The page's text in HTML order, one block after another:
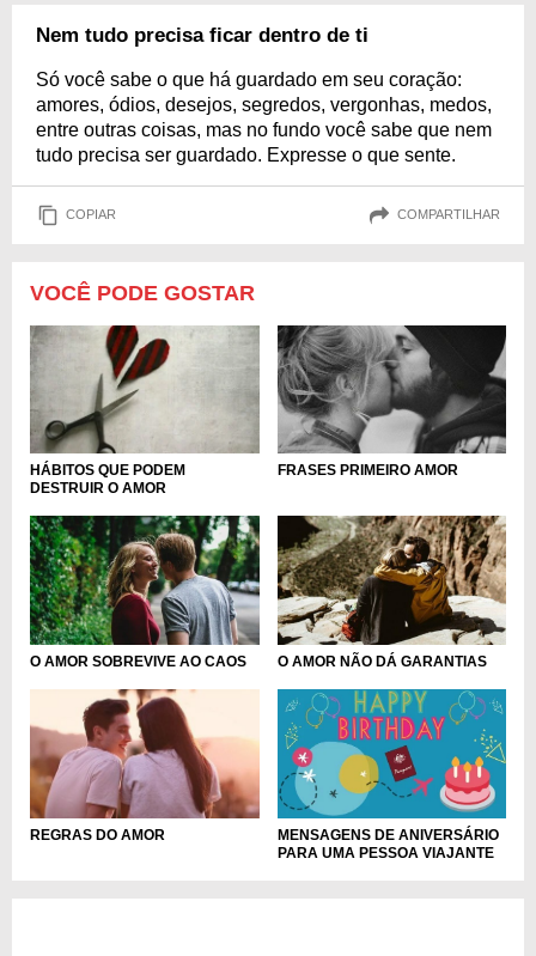
Nem tudo precisa ficar dentro de ti
Só você sabe o que há guardado em seu coração:
amores, ódios, desejos, segredos, vergonhas, medos,
entre outras coisas, mas no fundo você sabe que nem
tudo precisa ser guardado. Expresse o que sente.
COPIAR COMPARTILHAR
VOCÊ PODE GOSTAR
HÁBITOS QUE PODEM
DESTRUIR O AMOR
FRASES PRIMEIRO AMOR
O AMOR SOBREVIVE AO CAOS O AMOR NÃO DÁ GARANTIAS
REGRAS DO AMOR
MENSAGENS DE ANIVERSÁRIO
PARA UMA PESSOA VIAJANTE